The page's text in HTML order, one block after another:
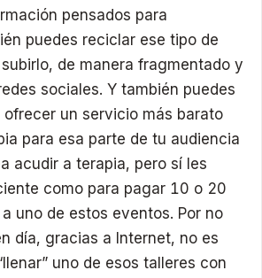
pensados para
puedes reciclar ese tipo de
de manera fragmentado y
sociales. Y también puedes
un servicio más barato
para esa parte de tu audiencia
acudir a terapia, pero sí les
como para pagar 10 o 20
uno de estos eventos. Por no
día, gracias a Internet, no es
uno de esos talleres con